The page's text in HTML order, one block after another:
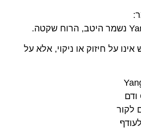
על חיזוק או ניקוי, אלא על
לקור